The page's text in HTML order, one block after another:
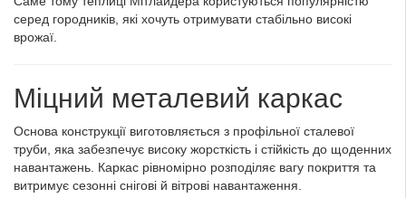
серед городників, які хочуть отримувати стабільно високі
врожаї.
Міцний металевий каркас
Основа конструкції виготовляється з профільної сталевої
труби, яка забезпечує високу жорсткість і стійкість до щоденних
навантажень. Каркас рівномірно розподіляє вагу покриття та
витримує сезонні снігові й вітрові навантаження.